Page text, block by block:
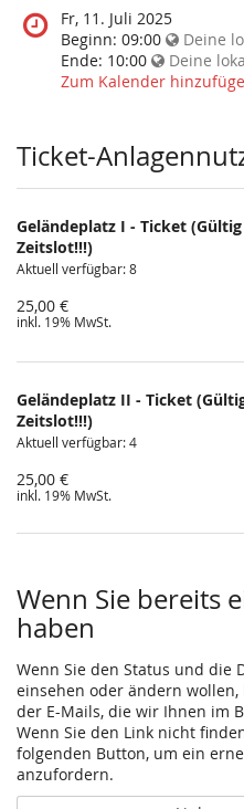
Wann
findet
diese
Veranstaltung
Fr, 11. Juli 2025
Beginn: 09:00 Deine
Ende: 10:00 Deine
Zum Kalender
Ticket-
Geländeplatz I - Ticket
Zeitslot!!!)
Aktuell verfügbar: 8
25,00 €
inkl. 19% MwSt.
Geländeplatz II - Ticket
Zeitslot!!!)
Aktuell verfügbar: 4
25,00 €
inkl. 19% MwSt.
Wenn Sie bereits
haben
Wenn Sie den Status und die
einsehen oder ändern
der E-Mails, die wir Ihnen im
Wenn Sie den Link nicht
folgenden Button, um ein
anzufordern.